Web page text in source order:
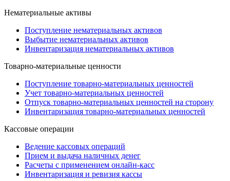
Нематериальные активы
Поступление нематериальных активов
Выбытие нематериальных активов
Инвентаризация нематериальных активов
Товарно-материальные ценности
Поступление товарно-материальных ценностей
Учет товарно-материальных ценностей
Отпуск товарно-материальных ценностей на сторону
Инвентаризация товарно-материальных ценностей
Кассовые операции
Ведение кассовых операций
Прием и выдача наличных денег
Расчеты с применением онлайн-касс
Инвентаризация и ревизия кассы